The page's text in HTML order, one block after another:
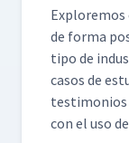
Explore­mos
de for­ma
tipo de
casos de
tes­ti­mo­nios
con el uso